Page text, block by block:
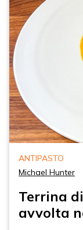
ANTIPASTO
Michael Hunter
Terrina
avvolta